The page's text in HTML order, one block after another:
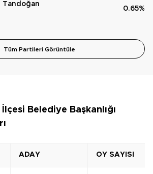
Tandoğan
0.65%
Tüm Partileri Görüntüle
İlçesi Belediye Başkanlığı
ADAY OY SAYISI